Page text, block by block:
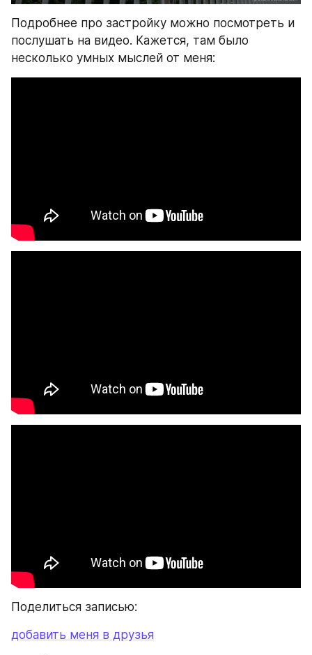
Подробнее про застройку можно посмотреть и
послушать на видео. Кажется, там было
несколько умных мыслей от меня:
Поделиться записью:
добавить меня в друзья